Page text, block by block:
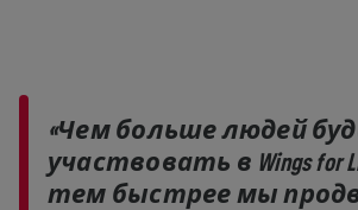
«Чем больше людей
участвовать в Wings for
тем быстрее мы